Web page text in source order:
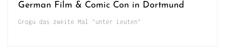
German Film & Comic Con in Dortmund
Grogu das zweite Mal "unter Leuten"